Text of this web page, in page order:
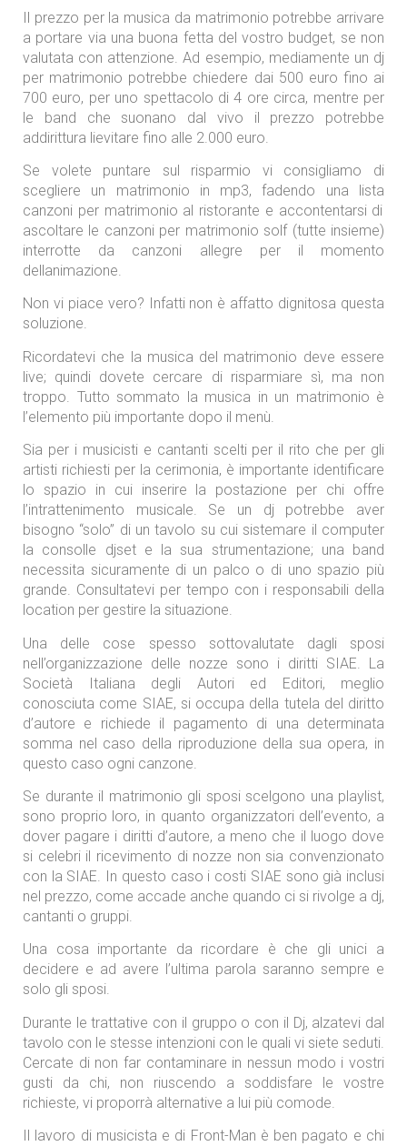
Il prezzo per la musica da matrimonio potrebbe arrivare
a portare via una buona fetta del vostro budget, se non
valutata con attenzione. Ad esempio, mediamente un dj
per matrimonio potrebbe chiedere dai 500 euro fino ai
700 euro, per uno spettacolo di 4 ore circa, mentre per
le band che suonano dal vivo il prezzo potrebbe
addirittura lievitare fino alle 2.000 euro.
Se volete puntare sul risparmio vi consigliamo di
scegliere un matrimonio in mp3, fadendo una lista
canzoni per matrimonio al ristorante e accontentarsi di
ascoltare le canzoni per matrimonio solf (tutte insieme)
interrotte da canzoni allegre per il momento
dellanimazione.
Non vi piace vero? Infatti non è affatto dignitosa questa
soluzione.
Ricordatevi che la musica del matrimonio deve essere
live; quindi dovete cercare di risparmiare sì, ma non
troppo. Tutto sommato la musica in un matrimonio è
l’elemento più importante dopo il menù.
Sia per i musicisti e cantanti scelti per il rito che per gli
artisti richiesti per la cerimonia, è importante identificare
lo spazio in cui inserire la postazione per chi offre
l’intrattenimento musicale. Se un dj potrebbe aver
bisogno “solo” di un tavolo su cui sistemare il computer
la consolle djset e la sua strumentazione; una band
necessita sicuramente di un palco o di uno spazio più
grande. Consultatevi per tempo con i responsabili della
location per gestire la situazione.
Una delle cose spesso sottovalutate dagli sposi
nell’organizzazione delle nozze sono i diritti SIAE. La
Società Italiana degli Autori ed Editori, meglio
conosciuta come SIAE, si occupa della tutela del diritto
d’autore e richiede il pagamento di una determinata
somma nel caso della riproduzione della sua opera, in
questo caso ogni canzone.
Se durante il matrimonio gli sposi scelgono una playlist,
sono proprio loro, in quanto organizzatori dell’evento, a
dover pagare i diritti d’autore, a meno che il luogo dove
si celebri il ricevimento di nozze non sia convenzionato
con la SIAE. In questo caso i costi SIAE sono già inclusi
nel prezzo, come accade anche quando ci si rivolge a dj,
cantanti o gruppi.
Una cosa importante da ricordare è che gli unici a
decidere e ad avere l’ultima parola saranno sempre e
solo gli sposi.
Durante le trattative con il gruppo o con il Dj, alzatevi dal
tavolo con le stesse intenzioni con le quali vi siete seduti.
Cercate di non far contaminare in nessun modo i vostri
gusti da chi, non riuscendo a soddisfare le vostre
richieste, vi proporrà alternative a lui più comode.
Il lavoro di musicista e di Front-Man è ben pagato e chi